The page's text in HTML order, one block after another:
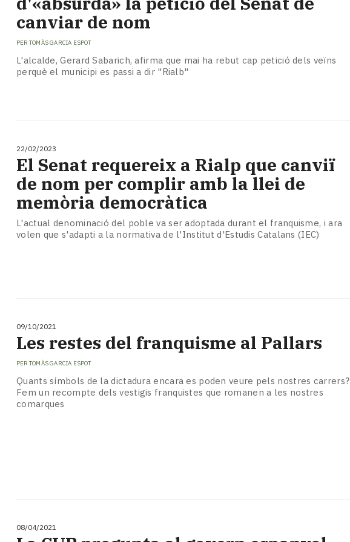
canviar de nom
PER TOMÀS GARCIA ESPOT
L'alcalde, Gerard Sabarich, afirma que mai ha rebut cap petició dels veïns
perquè el municipi es passi a dir "Rialb"
22/02/2023
El Senat requereix a Rialp que canviï
de nom per complir amb la llei de
memòria democràtica
L'actual denominació del poble va ser adoptada durant el franquisme, i ara
volen que s'adapti a la normativa de l'Institut d'Estudis Catalans (IEC)
09/10/2021
Les restes del franquisme al Pallars
PER TOMÀS GARCIA ESPOT
Quants símbols de la dictadura encara es poden veure pels nostres carrers?
Fem un recompte dels vestigis franquistes que romanen a les nostres
comarques
08/04/2021